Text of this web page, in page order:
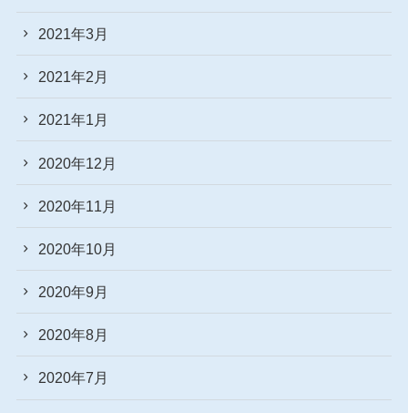
2021年3月
2021年2月
2021年1月
2020年12月
2020年11月
2020年10月
2020年9月
2020年8月
2020年7月